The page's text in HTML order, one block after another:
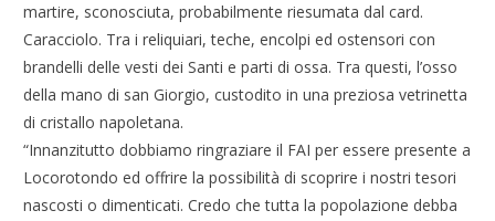
martire, sconosciuta, probabilmente riesumata dal card.
Caracciolo. Tra i reliquiari, teche, encolpi ed ostensori con
brandelli delle vesti dei Santi e parti di ossa. Tra questi, l’osso
della mano di san Giorgio, custodito in una preziosa vetrinetta
di cristallo napoletana.
“Innanzitutto dobbiamo ringraziare il FAI per essere presente a
Locorotondo ed offrire la possibilità di scoprire i nostri tesori
nascosti o dimenticati. Credo che tutta la popolazione debba